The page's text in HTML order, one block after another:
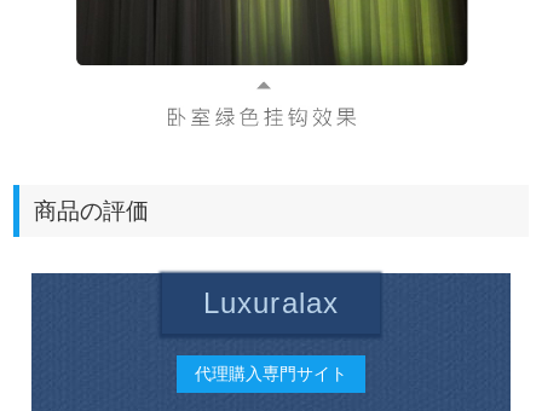
商品の評価
Luxuralax
代理購入専門サイト